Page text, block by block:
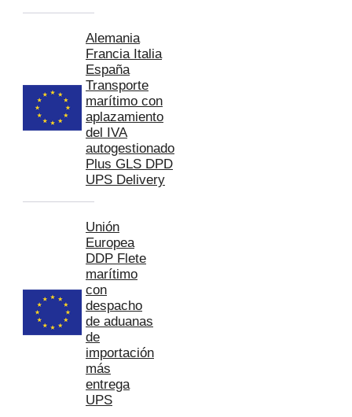
Alemania
Francia Italia
España
Transporte
marítimo con
aplazamiento
del IVA
autogestionado
Plus GLS DPD
UPS Delivery
Unión
Europea
DDP Flete
marítimo
con
despacho
de aduanas
de
importación
más
entrega
UPS